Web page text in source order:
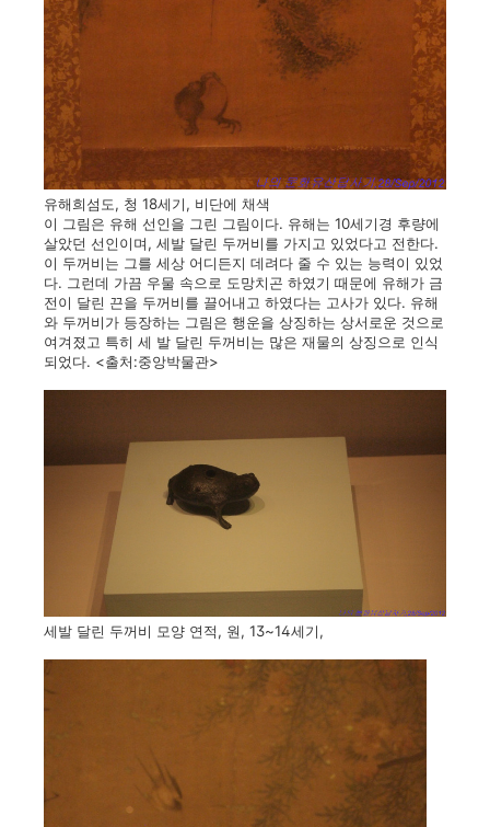
유해희섬도, 청 18세기, 비단에 채색
이 그림은 유해 선인을 그린 그림이다. 유해는 10세기경 후량에
살았던 선인이며, 세발 달린 두꺼비를 가지고 있었다고 전한다.
이 두꺼비는 그를 세상 어디든지 데려다 줄 수 있는 능력이 있었
다. 그런데 가끔 우물 속으로 도망치곤 하였기 때문에 유해가 금
전이 달린 끈을 두꺼비를 끌어내고 하였다는 고사가 있다. 유해
와 두꺼비가 등장하는 그림은 행운을 상징하는 상서로운 것으로
여겨졌고 특히 세 발 달린 두꺼비는 많은 재물의 상징으로 인식
되었다. <출처:중앙박물관>
세발 달린 두꺼비 모양 연적, 원, 13~14세기,